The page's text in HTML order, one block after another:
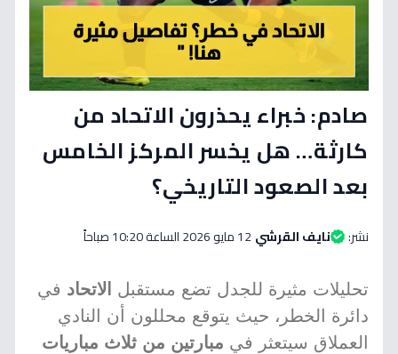
صادم: خبراء يحذرون الاتحاد من
كارثة… هل يخسر المركز الخامس
بعد الصعود التاريخي؟
نشر: نايف القرشي12 مايو 2026 الساعة 10:20 صباحاً
تحليلات مثيرة للجدل تضع مستقبل الاتحاد في
دائرة الخطر، حيث يتوقع محللون أن النادي
العملاق سيتعثر في مبارتين من ثلاث مباريات